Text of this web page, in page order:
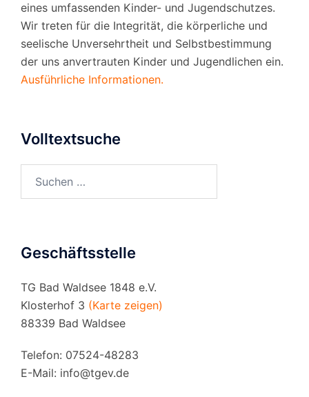
eines umfassenden Kinder- und Jugendschutzes.
Wir treten für die Integrität, die körperliche und
seelische Unversehrtheit und Selbstbestimmung
der uns anvertrauten Kinder und Jugendlichen ein.
Ausführliche Informationen.
Volltextsuche
Geschäftsstelle
TG Bad Waldsee 1848 e.V.
Klosterhof 3 (Karte zeigen)
88339 Bad Waldsee
Telefon: 07524-48283
E-Mail: info@tgev.de